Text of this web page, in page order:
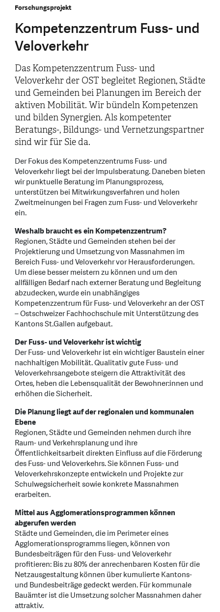
Forschungsprojekt
Kompetenzzentrum Fuss- und
Veloverkehr
Das Kompetenzzentrum Fuss- und
Veloverkehr der OST begleitet Regionen, Städte
und Gemeinden bei Planungen im Bereich der
aktiven Mobilität. Wir bündeln Kompetenzen
und bilden Synergien. Als kompetenter
Beratungs-, Bildungs- und Vernetzungspartner
sind wir für Sie da.
Der Fokus des Kompetenzzentrums Fuss- und
Veloverkehr liegt bei der Impulsberatung. Daneben bieten
wir punktuelle Beratung im Planungsprozess,
unterstützen bei Mitwirkungsverfahren und holen
Zweitmeinungen bei Fragen zum Fuss- und Veloverkehr
ein.
Weshalb braucht es ein Kompetenzzentrum?
Regionen, Städte und Gemeinden stehen bei der
Projektierung und Umsetzung von Massnahmen im
Bereich Fuss- und Veloverkehr vor Herausforderungen.
Um diese besser meistern zu können und um den
allfälligen Bedarf nach externer Beratung und Begleitung
abzudecken, wurde ein unabhängiges
Kompetenzzentrum für Fuss- und Veloverkehr an der OST
– Ostschweizer Fachhochschule mit Unterstützung des
Kantons St.Gallen aufgebaut.
Der Fuss- und Veloverkehr ist wichtig
Der Fuss- und Veloverkehr ist ein wichtiger Baustein einer
nachhaltigen Mobilität. Qualitativ gute Fuss- und
Veloverkehrsangebote steigern die Attraktivität des
Ortes, heben die Lebensqualität der Bewohner:innen und
erhöhen die Sicherheit.
Die Planung liegt auf der regionalen und kommunalen
Ebene
Regionen, Städte und Gemeinden nehmen durch ihre
Raum- und Verkehrsplanung und ihre
Öffentlichkeitsarbeit direkten Einfluss auf die Förderung
des Fuss- und Veloverkehrs. Sie können Fuss- und
Veloverkehrskonzepte entwickeln und Projekte zur
Schulwegsicherheit sowie konkrete Massnahmen
erarbeiten.
Mittel aus Agglomerationsprogrammen können
abgerufen werden
Städte und Gemeinden, die im Perimeter eines
Agglomerationsprogramms liegen, können von
Bundesbeiträgen für den Fuss- und Veloverkehr
profitieren: Bis zu 80% der anrechenbaren Kosten für die
Netzausgestaltung können über kumulierte Kantons-
und Bundesbeiträge gedeckt werden. Für kommunale
Bauämter ist die Umsetzung solcher Massnahmen daher
attraktiv.